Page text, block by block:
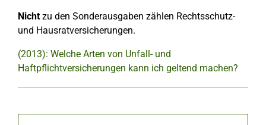
Nichtzu den Sonderausgaben zählen Rechtsschutz-
und Hausratversicherungen.
(2013): Welche Arten von Unfall- und
Haftpflichtversicherungen kann ich geltend machen?